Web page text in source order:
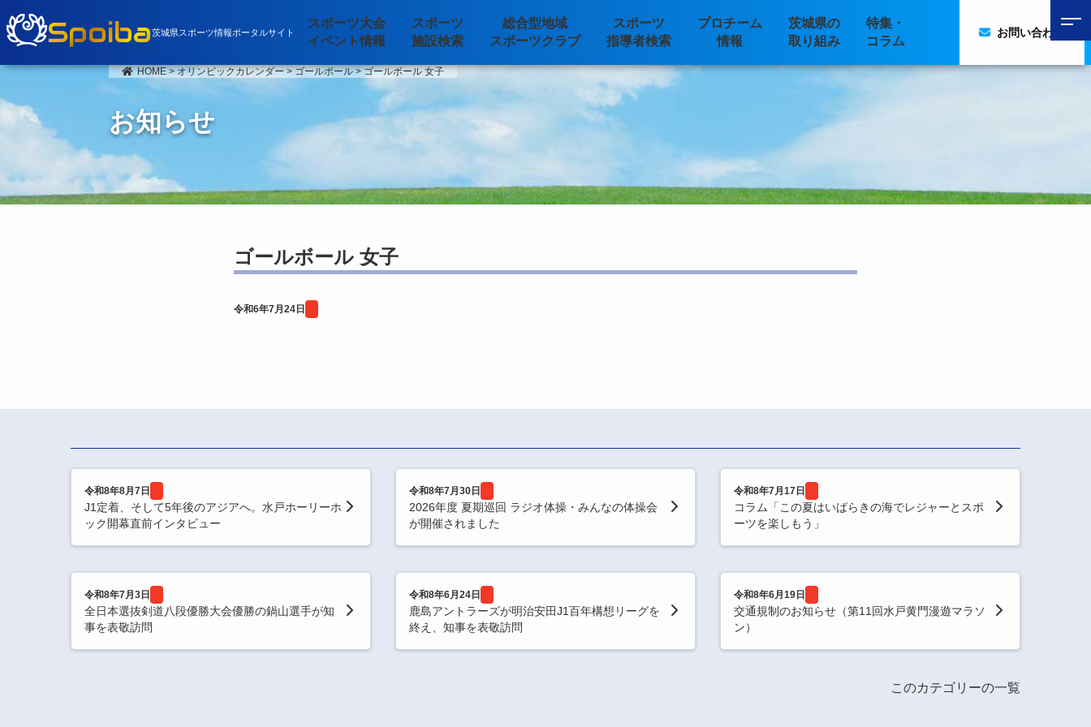
Spoiba茨城県スポーツ情報ポータルサイト
スポーツ大会
イベント情報
スポーツ
施設検索
総合型地域
スポーツクラブ
スポーツ
指導者検索
プロチーム
情報
茨城県の
取り組み
特集・
コラム
お問い合わせ
HOME>オリンピックカレンダー>ゴールボール>ゴールボール 女子
お知らせ
ゴールボール 女子
令和6年7月24日
令和8年8月7日
J1定着、そして5年後のアジアへ。水戸ホーリーホ
ック開幕直前インタビュー
令和8年7月30日
2026年度 夏期巡回 ラジオ体操・みんなの体操会
が開催されました
令和8年7月17日
コラム「この夏はいばらきの海でレジャーとスポ
ーツを楽しもう」
令和8年7月3日
全日本選抜剣道八段優勝大会優勝の鍋山選手が知
事を表敬訪問
令和8年6月24日
鹿島アントラーズが明治安田J1百年構想リーグを
終え、知事を表敬訪問
令和8年6月19日
交通規制のお知らせ（第11回水戸黄門漫遊マラソ
ン）
このカテゴリーの一覧